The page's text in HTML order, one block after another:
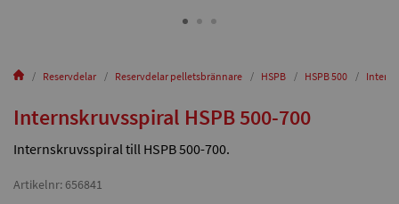
Reservdelar Reservdelar pelletsbrännare HSPB HSPB 500
Internskruvsspiral HSPB 500-700
Internskruvsspiral till HSPB 500-700.
Artikelnr: 656841